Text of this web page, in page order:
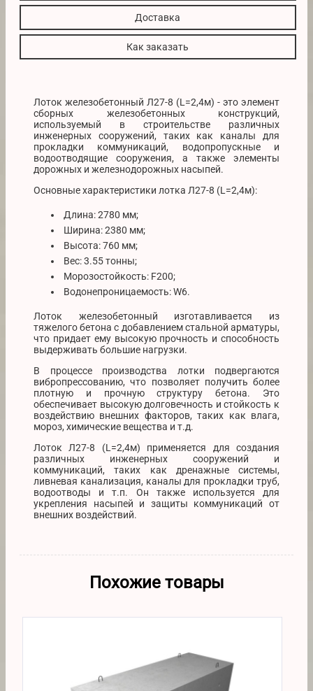
Доставка
Как заказать
Лоток железобетонный Л27-8 (L=2,4м) - это элемент
сборных железобетонных конструкций,
используемый в строительстве различных
инженерных сооружений, таких как каналы для
прокладки коммуникаций, водопропускные и
водоотводящие сооружения, а также элементы
дорожных и железнодорожных насыпей.
Основные характеристики лотка Л27-8 (L=2,4м):
Длина: 2780 мм;
Ширина: 2380 мм;
Высота: 760 мм;
Вес: 3.55 тонны;
Морозостойкость: F200;
Водонепроницаемость: W6.
Лоток железобетонный изготавливается из
тяжелого бетона с добавлением стальной арматуры,
что придает ему высокую прочность и способность
выдерживать большие нагрузки.
В процессе производства лотки подвергаются
вибропрессованию, что позволяет получить более
плотную и прочную структуру бетона. Это
обеспечивает высокую долговечность и стойкость к
воздействию внешних факторов, таких как влага,
мороз, химические вещества и т.д.
Лоток Л27-8 (L=2,4м) применяется для создания
различных инженерных сооружений и
коммуникаций, таких как дренажные системы,
ливневая канализация, каналы для прокладки труб,
водоотводы и т.п. Он также используется для
укрепления насыпей и защиты коммуникаций от
внешних воздействий.
Похожие товары